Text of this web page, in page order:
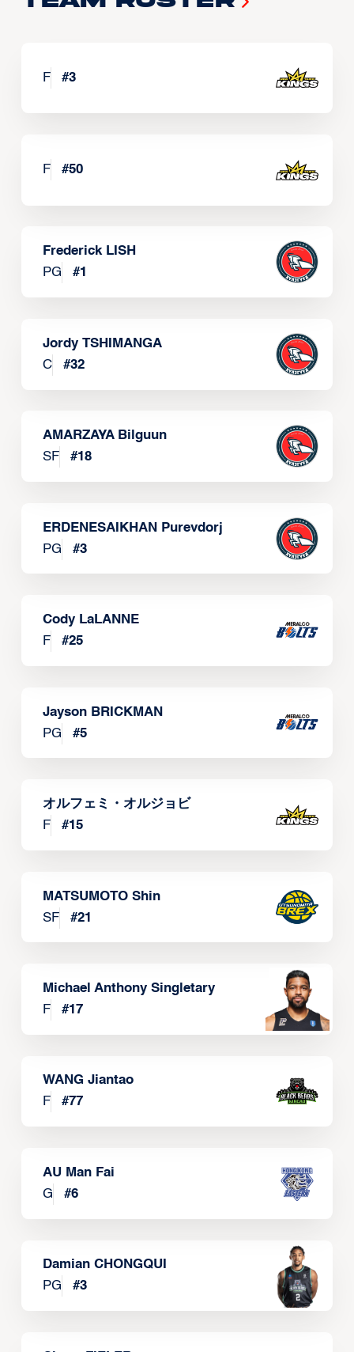
F #3
F #50
Frederick LISH
PG
#1
Jordy TSHIMANGA
C
#32
AMARZAYA Bilguun
SF
#18
ERDENESAIKHAN Purevdorj
PG
#3
Cody LaLANNE
F
#25
Jayson BRICKMAN
PG
#5
オルフェミ・オルジョビ
F
#15
MATSUMOTO Shin
SF
#21
Michael Anthony Singletary
F
#17
WANG Jiantao
F
#77
AU Man Fai
G
#6
Damian CHONGQUI
PG
#3